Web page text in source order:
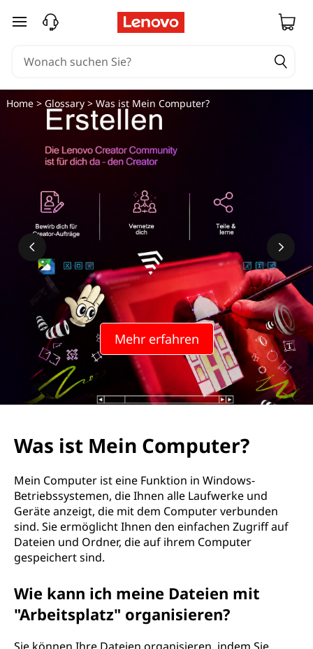
zum Hauptinhalt springen
Mehr erfahren
Home> Glossary> Was ist Mein Computer?
Was ist Mein Computer?
Mein Computer ist eine Funktion in Windows-
Betriebssystemen, die Ihnen alle Laufwerke und
Geräte anzeigt, die mit dem Computer verbunden
sind. Sie ermöglicht Ihnen den einfachen Zugriff auf
Dateien und Ordner, die auf ihrem Computer
gespeichert sind.
Wie kann ich meine Dateien mit
"Arbeitsplatz" organisieren?